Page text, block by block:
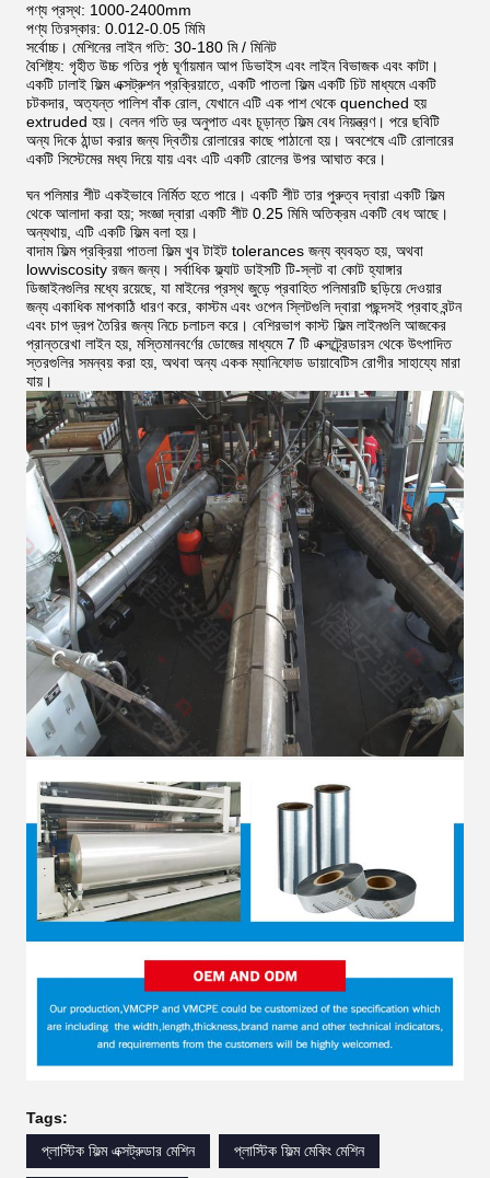
পণ্য প্রস্থ: 1000-2400mm
পণ্য তিরস্কার: 0.012-0.05 মিমি
সর্বোচ্চ। মেশিনের লাইন গতি: 30-180 মি / মিনিট
বৈশিষ্ট্য: গৃহীত উচ্চ গতির পৃষ্ঠ ঘূর্ণায়মান আপ ডিভাইস এবং লাইন বিভাজক এবং কাটা।
একটি ঢালাই ফিল্ম এক্সট্রুশন প্রক্রিয়াতে, একটি পাতলা ফিল্ম একটি চিট মাধ্যমে একটি
চটকদার, অত্যন্ত পালিশ বাঁক রোল, যেখানে এটি এক পাশ থেকে quenched হয়
extruded হয়। বেলন গতি ড্র অনুপাত এবং চূড়ান্ত ফিল্ম বেধ নিয়ন্ত্রণ। পরে ছবিটি
অন্য দিকে ঠান্ডা করার জন্য দ্বিতীয় রোলারের কাছে পাঠানো হয়। অবশেষে এটি রোলারের
একটি সিস্টেমের মধ্য দিয়ে যায় এবং এটি একটি রোলের উপর আঘাত করে।
ঘন পলিমার শীট একইভাবে নির্মিত হতে পারে। একটি শীট তার পুরুত্ব দ্বারা একটি ফিল্ম
থেকে আলাদা করা হয়; সংজ্ঞা দ্বারা একটি শীট 0.25 মিমি অতিক্রম একটি বেধ আছে।
অন্যথায়, এটি একটি ফিল্ম বলা হয়।
বাদাম ফিল্ম প্রক্রিয়া পাতলা ফিল্ম খুব টাইট tolerances জন্য ব্যবহৃত হয়, অথবা
lowviscosity রজন জন্য। সর্বাধিক ফ্ল্যাট ডাইসটি টি-স্লট বা কোট হ্যাঙ্গার
ডিজাইনগুলির মধ্যে রয়েছে, যা মাইনের প্রস্থ জুড়ে প্রবাহিত পলিমারটি ছড়িয়ে দেওয়ার
জন্য একাধিক মাপকাঠি ধারণ করে, কাস্টম এবং ওপেন স্লিটগুলি দ্বারা পছন্দসই প্রবাহ বন্টন
এবং চাপ ড্রপ তৈরির জন্য নিচে চলাচল করে। বেশিরভাগ কাস্ট ফিল্ম লাইনগুলি আজকের
প্রান্তরেখা লাইন হয়, মস্তিমানবর্ণের ডোজের মাধ্যমে 7 টি এক্সট্র্রেডারস থেকে উৎপাদিত
স্তরগুলির সমন্বয় করা হয়, অথবা অন্য একক ম্যানিফোড ডায়াবেটিস রোগীর সাহায্যে মারা
যায়।
Tags:
প্লাস্টিক ফিল্ম এক্সট্রুডার মেশিন
প্লাস্টিক ফিল্ম মেকিং মেশিন